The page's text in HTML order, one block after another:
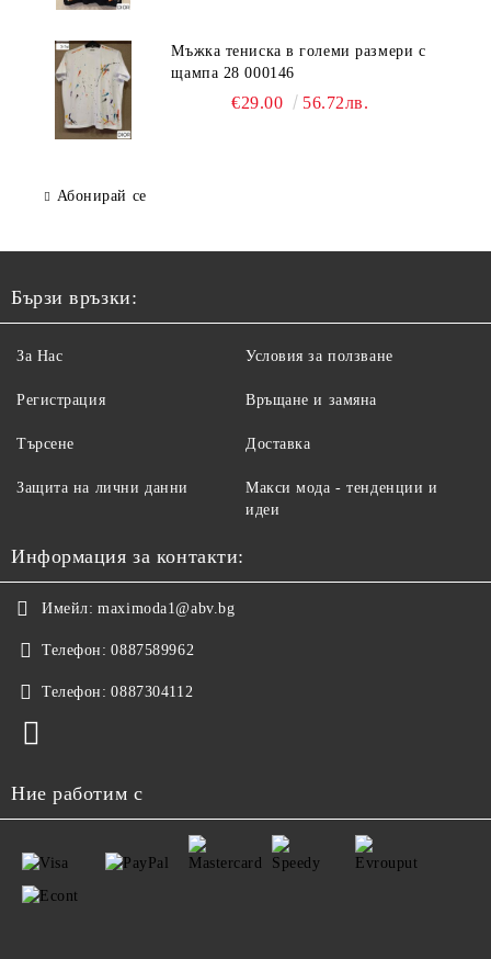
Мъжка тениска в големи размери с
щампа 28 000146
€29.00 56.72лв.
Абонирай се
Бързи връзки:
За Нас
Регистрация
Търсене
Защита на лични данни
Условия за ползване
Връщане и замяна
Доставка
Макси мода - тенденции и
идеи
Информация за контакти:
Имейл: maximoda1@abv.bg
Телефон: 0887589962
Телефон: 0887304112
Ние работим с